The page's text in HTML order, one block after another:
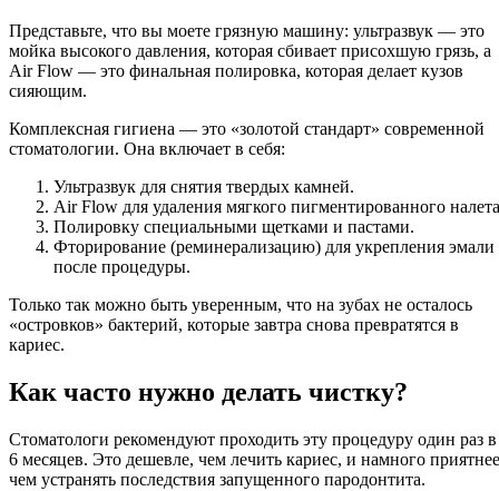
Представьте, что вы моете грязную машину: ультразвук — это
мойка высокого давления, которая сбивает присохшую грязь, а
Air Flow — это финальная полировка, которая делает кузов
сияющим.
Комплексная гигиена — это «золотой стандарт» современной
стоматологии. Она включает в себя:
Ультразвук для снятия твердых камней.
Air Flow для удаления мягкого пигментированного
Полировку специальными щетками и пастами.
Фторирование (реминерализацию) для укрепления эмали
после процедуры.
Только так можно быть уверенным, что на зубах не осталось
«островков» бактерий, которые завтра снова превратятся в
кариес.
Как часто нужно делать чистку?
Стоматологи рекомендуют проходить эту процедуру один раз в
6 месяцев. Это дешевле, чем лечить кариес, и намного
чем устранять последствия запущенного пародонтита.